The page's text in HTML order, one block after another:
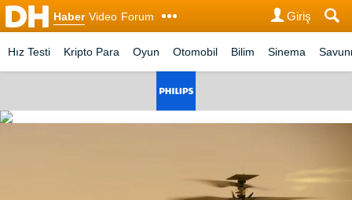
Haber Video Forum Giriş
Hız Testi Kripto Para Oyun Otomobil Bilim Sinema